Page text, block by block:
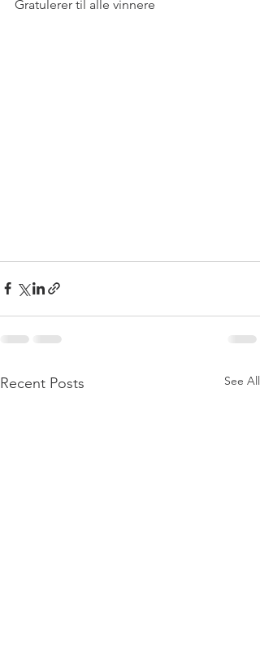
Gratulerer til alle vinnere
Recent Posts See All